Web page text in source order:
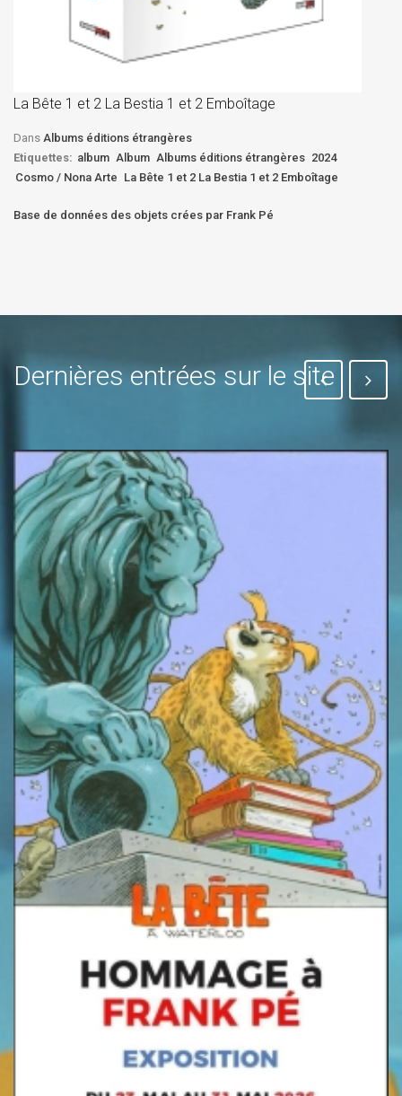
La Bête 1 et 2 La Bestia 1 et 2 Emboîtage
Dans Albums éditions étrangères
Etiquettes: album Album Albums éditions étrangères 2024
Cosmo / Nona Arte La Bête 1 et 2 La Bestia 1 et 2 Emboîtage
Base de données des objets crées par Frank Pé
Dernières entrées sur le site